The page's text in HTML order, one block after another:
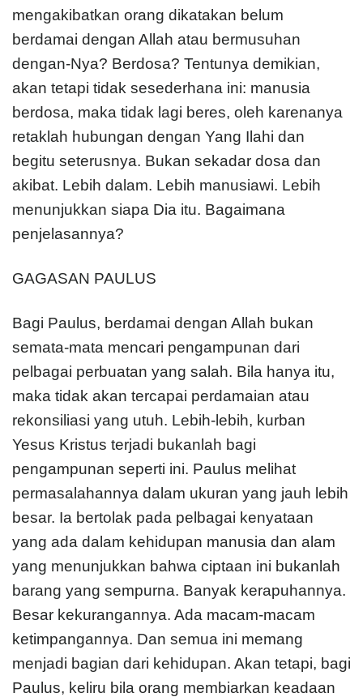
mengakibatkan orang dikatakan belum
berdamai dengan Allah atau bermusuhan
dengan-Nya? Berdosa? Tentunya demikian,
akan tetapi tidak sesederhana ini: manusia
berdosa, maka tidak lagi beres, oleh karenanya
retaklah hubungan dengan Yang Ilahi dan
begitu seterusnya. Bukan sekadar dosa dan
akibat. Lebih dalam. Lebih manusiawi. Lebih
menunjukkan siapa Dia itu. Bagaimana
penjelasannya?
GAGASAN PAULUS
Bagi Paulus, berdamai dengan Allah bukan
semata-mata mencari pengampunan dari
pelbagai perbuatan yang salah. Bila hanya itu,
maka tidak akan tercapai perdamaian atau
rekonsiliasi yang utuh. Lebih-lebih, kurban
Yesus Kristus terjadi bukanlah bagi
pengampunan seperti ini. Paulus melihat
permasalahannya dalam ukuran yang jauh lebih
besar. Ia bertolak pada pelbagai kenyataan
yang ada dalam kehidupan manusia dan alam
yang menunjukkan bahwa ciptaan ini bukanlah
barang yang sempurna. Banyak kerapuhannya.
Besar kekurangannya. Ada macam-macam
ketimpangannya. Dan semua ini memang
menjadi bagian dari kehidupan. Akan tetapi, bagi
Paulus, keliru bila orang membiarkan keadaan